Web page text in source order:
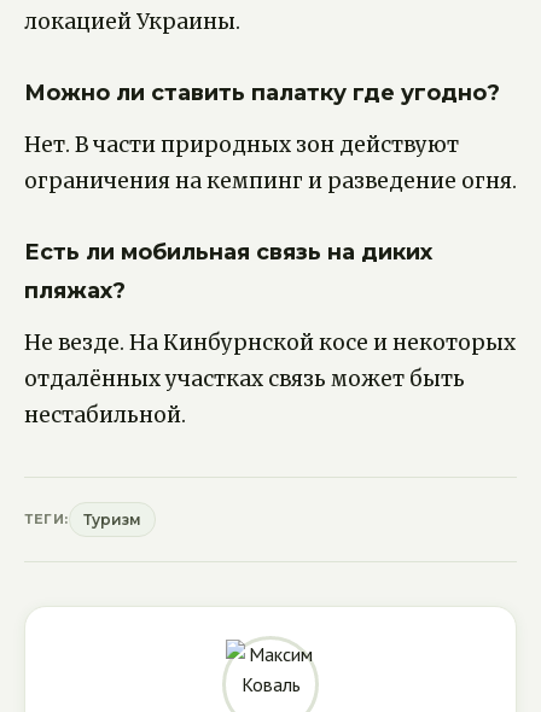
локацией Украины.
Можно ли ставить палатку где угодно?
Нет. В части природных зон действуют
ограничения на кемпинг и разведение огня.
Есть ли мобильная связь на диких
пляжах?
Не везде. На Кинбурнской косе и некоторых
отдалённых участках связь может быть
нестабильной.
ТЕГИ: Туризм